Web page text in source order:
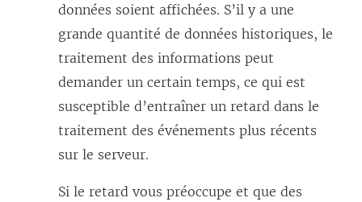
données soient affichées. S’il y a une
grande quantité de données historiques, le
traitement des informations peut
demander un certain temps, ce qui est
susceptible d’entraîner un retard dans le
traitement des événements plus récents
sur le serveur.
Si le retard vous préoccupe et que des